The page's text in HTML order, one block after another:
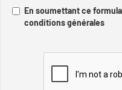
En soumettant ce
conditions générales